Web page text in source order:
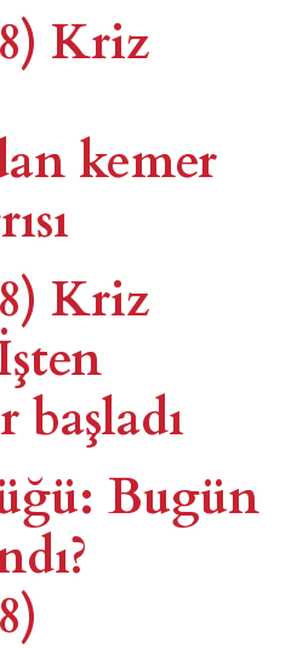
Kriz
kemer
Kriz
başladı
Bugün